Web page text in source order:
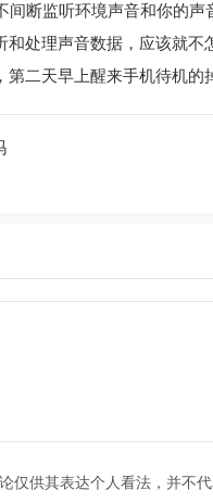
间断监听环境声音和你的
处理声音数据，应该就
二天早上醒来手机待机
仅供其表达个人看法，并不